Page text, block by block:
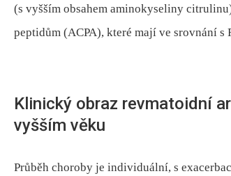
(s vyšším obsahem aminokyseliny
peptidům (ACPA), které mají ve srovnání s
Klinický obraz revmatoidní
vyšším věku
Průběh choroby je individuální, s